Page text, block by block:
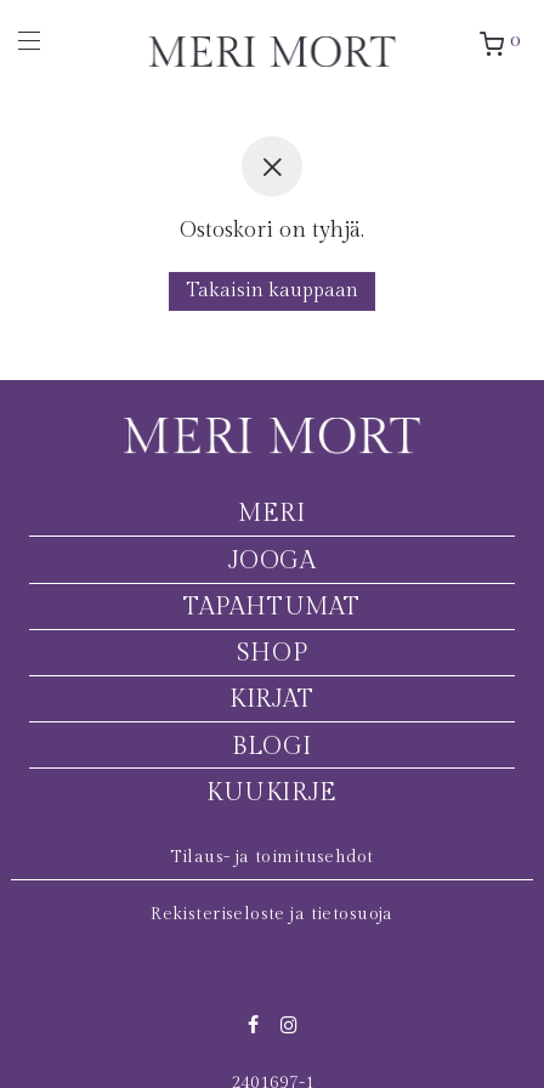
0
Ostoskori on tyhjä.
Takaisin kauppaan
MERI
JOOGA
TAPAHTUMAT
SHOP
KIRJAT
BLOGI
KUUKIRJE
Tilaus- ja toimitusehdot
Rekisteriseloste ja tietosuoja
2401697-1